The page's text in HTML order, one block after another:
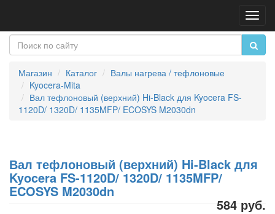
Магазин Каталог
Валы нагрева / тефлоновые
Kyocera-Mita
Вал тефлоновый (верхний) Hi-Black для Kyocera FS-
1120D/ 1320D/ 1135MFP/ ECOSYS M2030dn
Вал тефлоновый (верхний) Hi-Black для
Kyocera FS-1120D/ 1320D/ 1135MFP/
ECOSYS M2030dn
584 руб.